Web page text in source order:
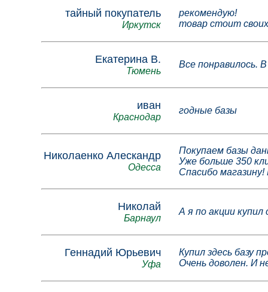
тайный покупатель
Иркутск
рекомендую!
товар стоит
Екатерина В.
Тюмень
Все понравилось.
иван
Краснодар
годные базы
Николаенко Алескандр
Одесса
Покупаем базы
Уже больше 350
Спасибо
Николай
Барнаул
А я по акции купил
Геннадий Юрьевич
Уфа
Купил здесь базу
Очень доволен. И